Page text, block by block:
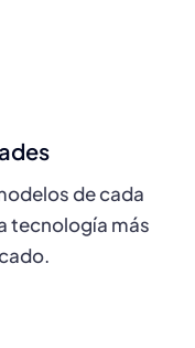
de cada
tecnología más